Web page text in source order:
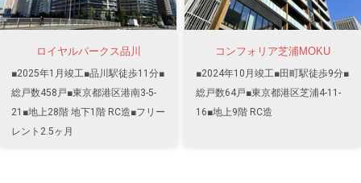
ロイヤルパークス品川
■2025年1月竣工■品川駅徒歩11分■
総戸数458戸■東京都港区港南3-5-
21■地上28階 地下1階 RC造■フリー
レント2.5ヶ月
コンフォリア芝浦MOKU
■2024年10月竣工■田町駅徒歩9分■
総戸数64戸■東京都港区芝浦4-11-
16■地上9階 RC造